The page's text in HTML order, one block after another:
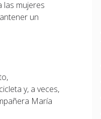
las mujeres
un
y, a veces,
María